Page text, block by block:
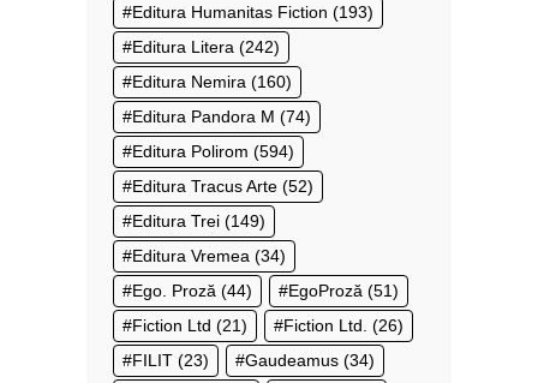
Editura Humanitas Fiction (193)
Editura Litera (242)
Editura Nemira (160)
Editura Pandora M (74)
Editura Polirom (594)
Editura Tracus Arte (52)
Editura Trei (149)
Editura Vremea (34)
Ego. Proză (44) EgoProză (51)
Fiction Ltd (21) Fiction Ltd. (26)
FILIT (23) Gaudeamus (34)